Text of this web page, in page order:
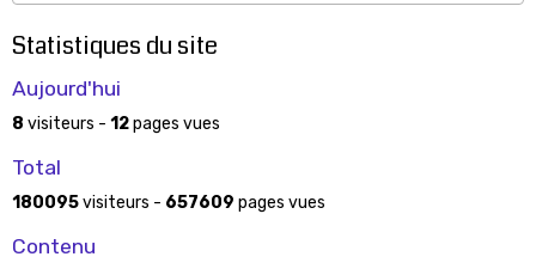
Statistiques du site
Aujourd'hui
8 visiteurs - 12pages vues
Total
180095visiteurs - 657609 pages vues
Contenu